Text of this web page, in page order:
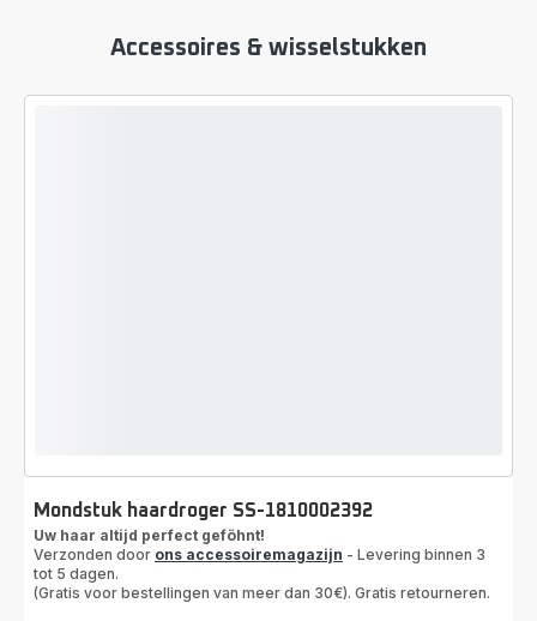
Accessoires & wisselstukken
Mondstuk haardroger SS-1810002392
Uw haar altijd perfect geföhnt!
Verzonden door ons accessoiremagazijn - Levering binnen 3
tot 5 dagen.
(Gratis voor bestellingen van meer dan 30€). Gratis retourneren.